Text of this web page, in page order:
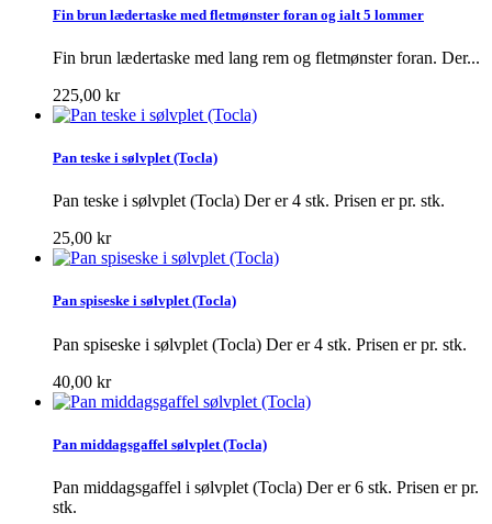
Fin brun lædertaske med fletmønster foran og ialt 5 lommer
Fin brun lædertaske med lang rem og fletmønster foran. Der...
225,00 kr
Pan teske i sølvplet (Tocla)
Pan teske i sølvplet (Tocla) Der er 4 stk. Prisen er pr. stk.
25,00 kr
Pan spiseske i sølvplet (Tocla)
Pan spiseske i sølvplet (Tocla) Der er 4 stk. Prisen er pr. stk.
40,00 kr
Pan middagsgaffel sølvplet (Tocla)
Pan middagsgaffel i sølvplet (Tocla) Der er 6 stk. Prisen er pr.
stk.